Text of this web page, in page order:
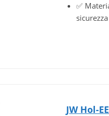
✅
JW Hol-